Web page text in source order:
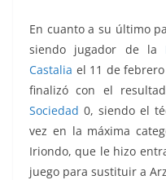
En cuanto a su último
siendo jugador de la
Castalia el 11 de
finalizó con el
Sociedad 0, siendo el
vez en la máxima
Iriondo, que le hizo
juego para sustituir a